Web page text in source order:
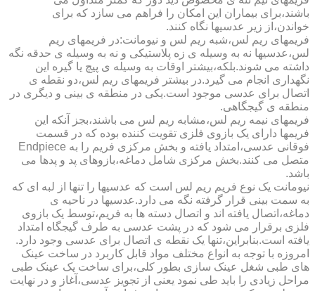
باشند،برای بیماران این امکان را فراهم می سازد که برای
خواندن،از زیر عدسیها نگاه کنند.
فریمهای ریم لس،شبه ریم لس و نیومانت:در فریمهای ریم
لس،عدسیها نه به وسیله ی زه پلاستیکی و نه به وسیله ی حدقه نگه
داشته می شوند.بلکه،بیشتر اوقات به وسیله ی پیچ یا گیره این
نگهداری انجام می گیرد.در بیشتر فریمهای ریم لس،دو نقطه ی
اتصال برای عدسی موجود است.یکی در منطقه ی بینی و دیگری در
منطقه ی گیجگاهی.
فریمهای نیمه ریم لس،مشابه ریم لس می باشند،بجز آنکه این
فریمها دارای یک بازوی فلزی تقویت کننده بوده که در قسمت
فوقانی عدسی،امتداد یافته و بخش مرکزی فریم را به Endpiece
متصل می کنند.بخش مرکزی شامل دماغه،بازوهای پد و پدها می
باشد.
نیومانت یک نوع فریم ریم لس است که عدسیها را تنها از لبه ای که
به سمت بینی قرار گرفته نگه می دارد.عدسیها در ناحیه ی
دماغه،اتصال یافته اند و اتصال دسته ها به فریم،توسط یک بازوی
فلزی برقرار می شود که در پشت عدسی به طرف گیجگاه امتداد
یافته است.بنابراین،تنها یک نقطه ی اتصال برای عدسی وجود دارد.
امروزه با توجه به انواع مختلف مواد قابل کاربرد در ساخت عینک
های طبی شغل عینک سازی بطور کلی،برای ساخت یک عینک طبی
مراحل زیادی را باید طی نمود یعنی از تجویز عدسی،آغاز و در نهایت